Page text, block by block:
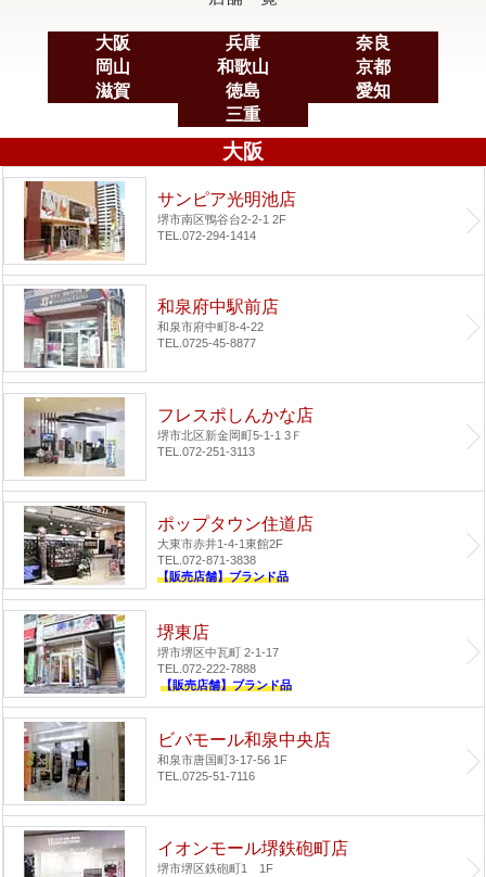
大阪 兵庫
奈良
岡山
和歌山
京都
滋賀
徳島
愛知
三重
大阪
サンピア光明池店
堺市南区鴨谷台2-2-1 2F
TEL.072-294-1414
和泉府中駅前店
和泉市府中町8-4-22
TEL.0725-45-8877
フレスポしんかな店
堺市北区新金岡町5-1-1 3Ｆ
TEL.072-251-3113
ポップタウン住道店
大東市赤井1-4-1東館2F
TEL.072-871-3838
【販売店舗】ブランド品
堺東店
堺市堺区中瓦町 2-1-17
TEL.072-222-7888
【販売店舗】ブランド品
ビバモール和泉中央店
和泉市唐国町3-17-56 1F
TEL.0725-51-7116
イオンモール堺鉄砲町店
堺市堺区鉄砲町1 1F